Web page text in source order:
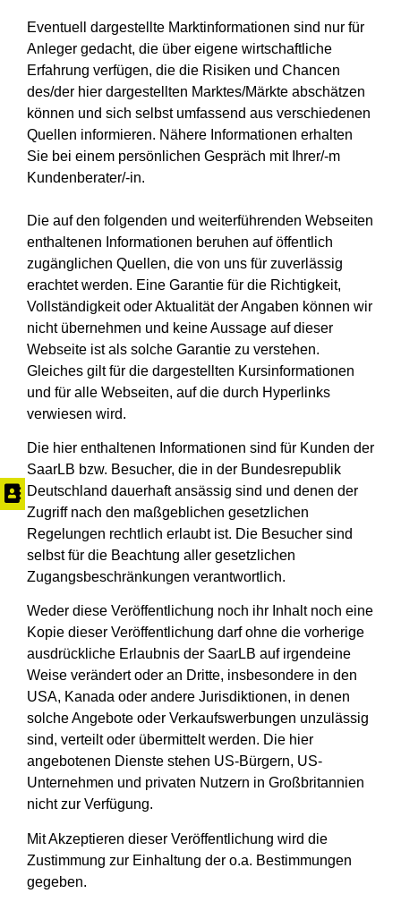
Eventuell dargestellte Marktinformationen sind nur für
Anleger gedacht, die über eigene wirtschaftliche
Erfahrung verfügen, die die Risiken und Chancen
des/der hier dargestellten Marktes/Märkte abschätzen
können und sich selbst umfassend aus verschiedenen
Quellen informieren. Nähere Informationen erhalten
Sie bei einem persönlichen Gespräch mit Ihrer/-m
Kundenberater/-in.
Die auf den folgenden und weiterführenden Webseiten
enthaltenen Informationen beruhen auf öffentlich
zugänglichen Quellen, die von uns für zuverlässig
erachtet werden. Eine Garantie für die Richtigkeit,
Vollständigkeit oder Aktualität der Angaben können wir
nicht übernehmen und keine Aussage auf dieser
Webseite ist als solche Garantie zu verstehen.
Gleiches gilt für die dargestellten Kursinformationen
und für alle Webseiten, auf die durch Hyperlinks
verwiesen wird.
Die hier enthaltenen Informationen sind für Kunden der
SaarLB bzw. Besucher, die in der Bundesrepublik
Deutschland dauerhaft ansässig sind und denen der
Zugriff nach den maßgeblichen gesetzlichen
Regelungen rechtlich erlaubt ist. Die Besucher sind
selbst für die Beachtung aller gesetzlichen
Zugangsbeschränkungen verantwortlich.
Weder diese Veröffentlichung noch ihr Inhalt noch eine
Kopie dieser Veröffentlichung darf ohne die vorherige
ausdrückliche Erlaubnis der SaarLB auf irgendeine
Weise verändert oder an Dritte, insbesondere in den
USA, Kanada oder andere Jurisdiktionen, in denen
solche Angebote oder Verkaufswerbungen unzulässig
sind, verteilt oder übermittelt werden. Die hier
angebotenen Dienste stehen US-Bürgern, US-
Unternehmen und privaten Nutzern in Großbritannien
nicht zur Verfügung.
Mit Akzeptieren dieser Veröffentlichung wird die
Zustimmung zur Einhaltung der o.a. Bestimmungen
gegeben.